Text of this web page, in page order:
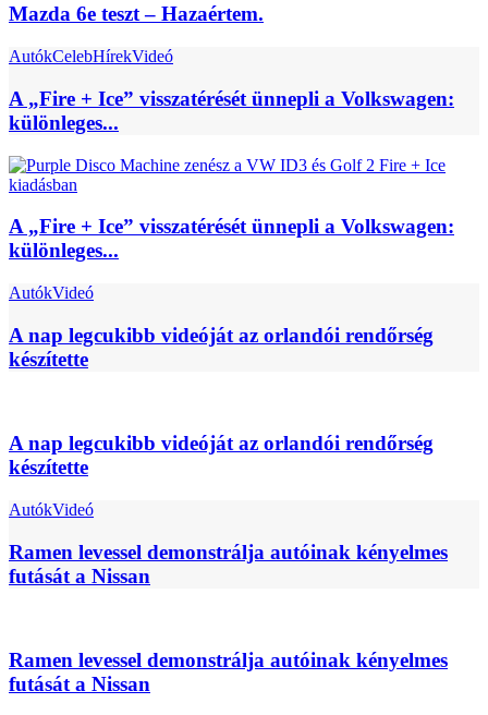
Mazda 6e teszt – Hazaértem.
AutókCelebHírekVideó
A „Fire + Ice” visszatérését ünnepli a Volkswagen:
különleges...
A „Fire + Ice” visszatérését ünnepli a Volkswagen:
különleges...
AutókVideó
A nap legcukibb videóját az orlandói rendőrség
készítette
A nap legcukibb videóját az orlandói rendőrség
készítette
AutókVideó
Ramen levessel demonstrálja autóinak kényelmes
futását a Nissan
Ramen levessel demonstrálja autóinak kényelmes
futását a Nissan